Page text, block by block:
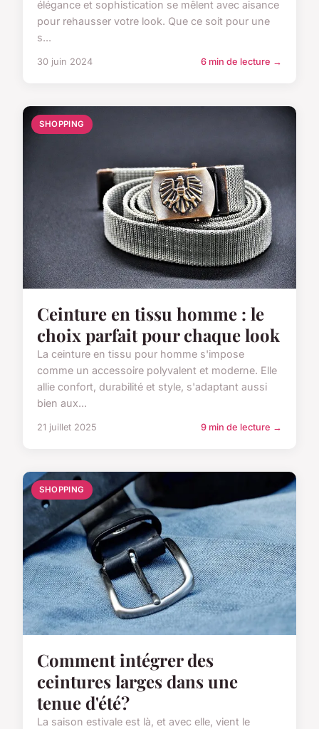
élégance et sophistication se mêlent avec aisance
pour rehausser votre look. Que ce soit pour une
s...
30 juin 2024 6 min de lecture →
SHOPPING
Ceinture en tissu homme : le
choix parfait pour chaque look
La ceinture en tissu pour homme s'impose
comme un accessoire polyvalent et moderne. Elle
allie confort, durabilité et style, s'adaptant aussi
bien aux...
21 juillet 2025 9 min de lecture →
SHOPPING
Comment intégrer des
ceintures larges dans une
tenue d'été?
La saison estivale est là, et avec elle, vient le